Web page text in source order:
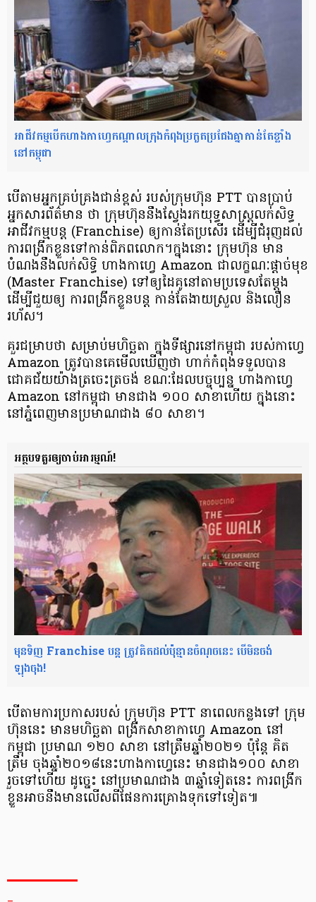
អាជីវកម្ម​បើក​ហាង​កាហ្វេ​កណ្តាល​ក្រុង​កំពុង​ប្រកួត​ប្រជែង​គ្នា​កាន់​តែ​ខ្លាំង​
នៅ​កម្ពុជា
បើតាម​​អ្នកគ្រប់គ្រង​​ជាន់ខ្ពស់ របស់​ក្រុម​ហ៊ុន PTT បានប្រាប់​
អ្នក​សារព័ត៌មាន ថា ក្រុមហ៊ុន​នឹង​ស្វែង​រក​យុទ្ធសាស្ត្រ​​លក់សិទ្ធ​
អាជីវកម្ម​បន្ត (Franchise) ឲ្យកាន់តែ​ប្រសើរ​ ដើម្បី​​ជំរុញ​ដល់​​
ការពង្រីក​ខ្លួន​​ទៅកាន់​ពិភពលោក។ ​ក្នុងនោះ ក្រុមហ៊ុន មាន
បំណង​​នឹង​លក់សិទ្ធិ ហាងកាហ្វេ Amazon ជាលក្ខណៈ​ផ្ដាច់មុខ
(Master Franchise) ទៅឲ្យ​ដៃគូ​នៅ​តាម​​ប្រទេស​​តែម្ដង
ដើម្បី​​ជួយឲ្យ ការពង្រី​ក​​ខ្លួន​​បន្ត កាន់តែ​ងាយស្រួល​ និងលឿន
រហ័ស។
គួរជម្រាប​ថា សម្រាប់​មហិច្ឆតា ក្នុងទីផ្សារ​​នៅ​កម្ពុជា របស់​កាហ្វេ
Amazon ត្រូវបាន​​គេមើល​ឃើញ​ថា ហាក់​កំពុង​​ទទួល​បាន​​
ជោគជ័យ​​យ៉ាង​ត្រចេះត្រចង់ ខណៈដែលបច្ចុប្បន្ន ហាងកាហ្វេ​
Amazon នៅកម្ពុជា មានជាង ១០០ សាខាហើយ ក្នុងនោះ
នៅភ្នំពេញ​​មាន​ប្រមាណ​​ជាង ៨០ សាខា។
អត្ថបទគួរឲ្យចាប់អារម្មណ៍!
មុន​ទិញ Franchise បន្ត ត្រូវ​គិត​ដល់​ប៉ុន្មាន​ចំណុច​នេះ បើ​មិន​ចង់​
ឡុងចុង!
បើតាម​​ការ​ប្រកាស​​របស់ ក្រុមហ៊ុន​ PTT នាពេល​កន្លងទៅ ក្រុម
ហ៊ុននេះ មាន​មហិច្ឆតា ពង្រីក​សាខា​​កាហ្វេ​ Amazon នៅ
កម្ពុជា ប្រមាណ ១២០ សាខា នៅត្រឹម​ឆ្នាំ២០២១ ប៉ុន្ដែ គិត
ត្រឹម ចុងឆ្នាំ២០១៨នេះ ​ហាងកាហ្វេ​នេះ មាន​ជាង១០០ សាខា​​
រួចទៅ​ហើយ ដូច្នេះ នៅប្រមា​ណជាង ៣ឆ្នាំទៀតនេះ ការពង្រីក
ខ្លួន​​អាចនឹង​មាន​លើស​ពីផែន​ការ​គ្រោង​ទុកទៅទៀត៕
_